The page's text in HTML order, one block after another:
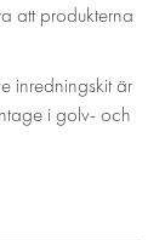
att produkterna
inredningskit är
i golv- och